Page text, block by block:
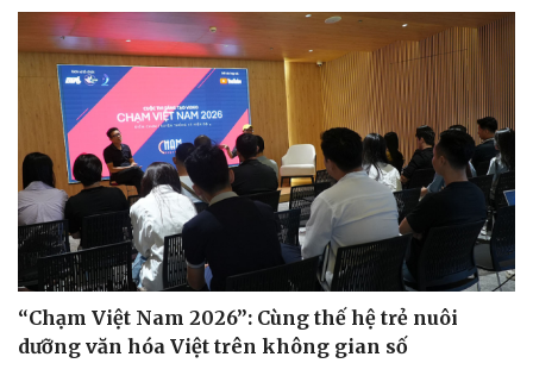
“Chạm Việt Nam 2026”: Cùng thế hệ trẻ nuôi
dưỡng văn hóa Việt trên không gian số